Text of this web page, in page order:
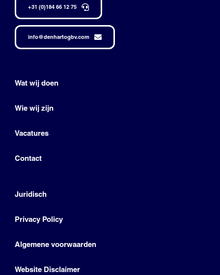
+31 (0)184 66 12 75
info@denhartogbv.com
Wat wij doen
Wie wij zijn
Vacatures
Contact
Juridisch
Privacy Policy
Algemene voorwaarden
Website Disclaimer